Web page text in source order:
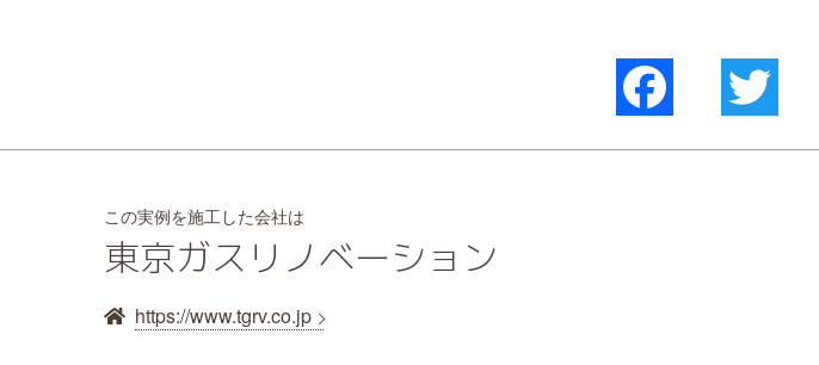
Facebook
この実例を施工した会社は
東京ガスリノベーション
https://www.tgrv.co.jp